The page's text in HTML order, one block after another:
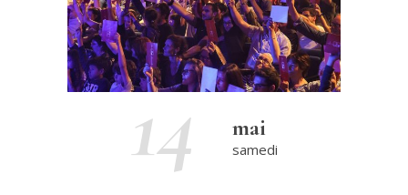
14 mai
samedi